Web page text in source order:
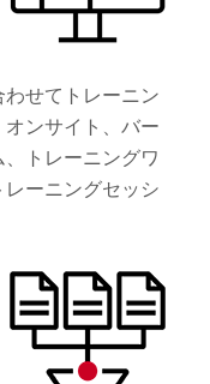
せてトレーニン
ンサイト、バー
トレーニングワ
ーニングセッシ